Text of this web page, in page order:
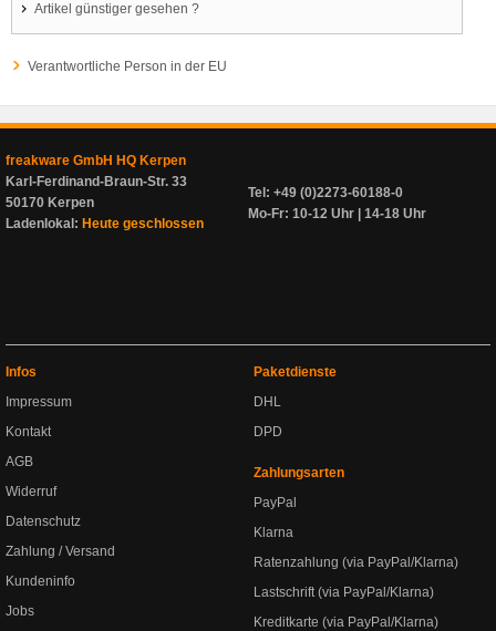
Artikel günstiger gesehen ?
Verantwortliche Person in der EU
freakware GmbH HQ Kerpen
Karl-Ferdinand-Braun-Str. 33
50170 Kerpen
Ladenlokal: Heute geschlossen
Tel: +49 (0)2273-60188-0
Mo-Fr: 10-12 Uhr | 14-18 Uhr
Infos
Impressum
Kontakt
AGB
Widerruf
Datenschutz
Zahlung / Versand
Kundeninfo
Jobs
Paketdienste
DHL
DPD
Zahlungsarten
PayPal
Klarna
Ratenzahlung (via PayPal/Klarna)
Lastschrift (via PayPal/Klarna)
Kreditkarte (via PayPal/Klarna)